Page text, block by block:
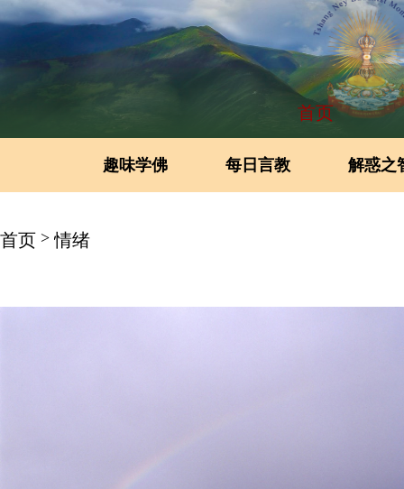
首页
趣味学佛 每日言教 解惑之
首页 > 情绪